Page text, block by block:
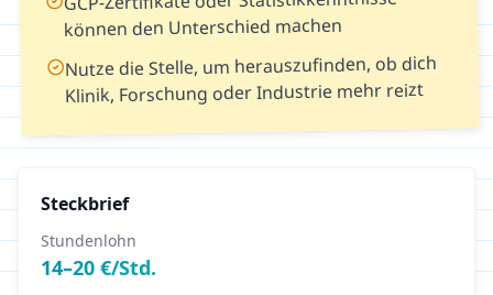
können den Unterschied machen
Nutze die Stelle, um herauszufinden, ob dich
Klinik, Forschung oder Industrie mehr reizt
Steckbrief
Stundenlohn
14–20 €/Std.